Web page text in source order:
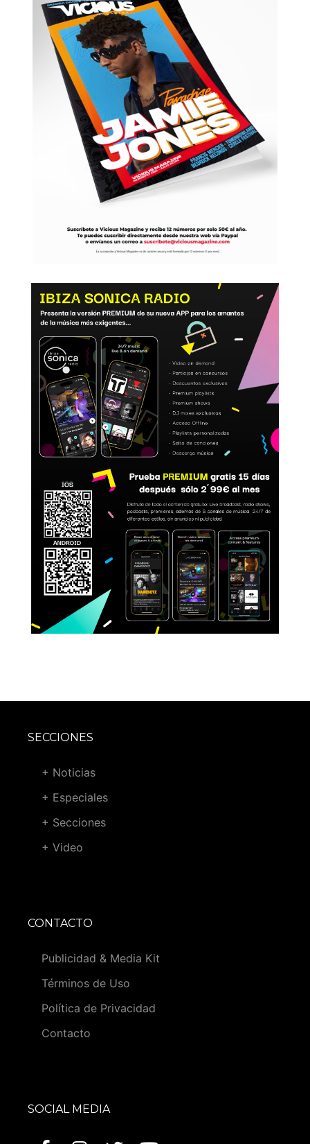
SECCIONES
+ Noticias
+ Especiales
+ Secciones
+ Video
CONTACTO
Publicidad & Media Kit
Términos de Uso
Política de Privacidad
Contacto
SOCIAL MEDIA